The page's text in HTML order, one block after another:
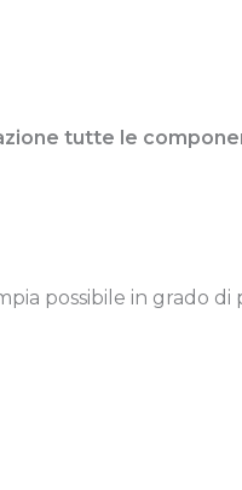
tutte le
possibile in grado